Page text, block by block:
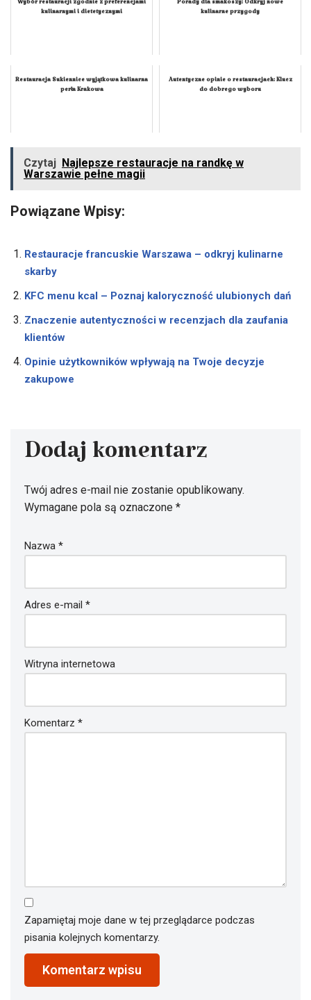
Wybór restauracji zgodnie z preferencjami
kulinarnymi i dietetycznymi
Porady dla smakoszy: Odkryj nowe
kulinarne przygody
Restauracja Sukiennice wyjątkowa kulinarna
perła Krakowa
Autentyczne opinie o restauracjach: Klucz
do dobrego wyboru
Czytaj Najlepsze restauracje na randkę w
Warszawie pełne magii
Powiązane Wpisy:
Restauracje francuskie Warszawa – odkryj kulinarne
skarby
KFC menu kcal – Poznaj kaloryczność ulubionych dań
Znaczenie autentyczności w recenzjach dla zaufania
klientów
Opinie użytkowników wpływają na Twoje decyzje
zakupowe
Dodaj komentarz
Twój adres e-mail nie zostanie opublikowany.
Wymagane pola są oznaczone *
Nazwa *
Adres e-mail *
Witryna internetowa
Komentarz *
Zapamiętaj moje dane w tej przeglądarce podczas
pisania kolejnych komentarzy.